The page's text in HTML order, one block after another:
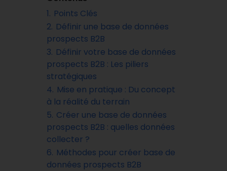
1. Points Clés
2. Définir une base de données
prospects B2B
3. Définir votre base de données
prospects B2B : Les piliers
stratégiques
4. Mise en pratique : Du concept
à la réalité du terrain
5. Créer une base de données
prospects B2B : quelles données
collecter ?
6. Méthodes pour créer base de
données prospects B2B